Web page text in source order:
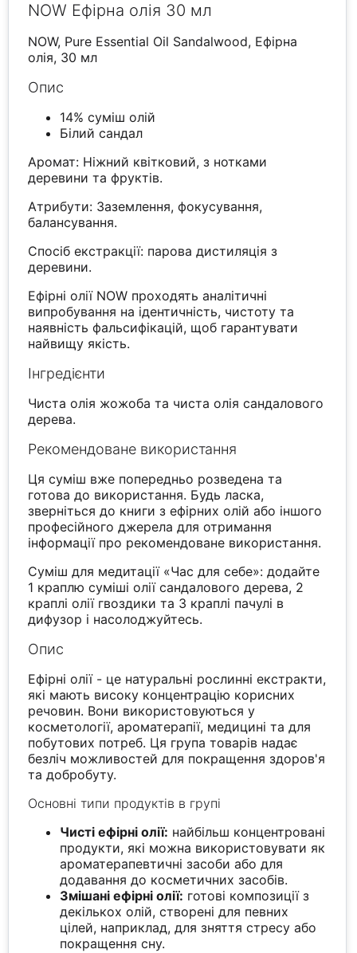
NOW Ефірна олія 30 мл
NOW, Pure Essential Oil Sandalwood, Ефірна
олія, 30 мл
Опис
14% суміш олій
Білий сандал
Аромат: Ніжний квітковий, з нотками
деревини та фруктів.
Атрибути: Заземлення, фокусування,
балансування.
Спосіб екстракції: парова дистиляція з
деревини.
Ефірні олії NOW проходять аналітичні
випробування на ідентичність, чистоту та
наявність фальсифікацій, щоб гарантувати
найвищу якість.
Інгредієнти
Чиста олія жожоба та чиста олія сандалового
дерева.
Рекомендоване використання
Ця суміш вже попередньо розведена та
готова до використання. Будь ласка,
зверніться до книги з ефірних олій або іншого
професійного джерела для отримання
інформації про рекомендоване використання.
Суміш для медитації «Час для себе»: додайте
1 краплю суміші олії сандалового дерева, 2
краплі олії гвоздики та 3 краплі пачулі в
дифузор і насолоджуйтесь.
Опис
Ефірні олії - це натуральні рослинні екстракти,
які мають високу концентрацію корисних
речовин. Вони використовуються у
косметології, ароматерапії, медицині та для
побутових потреб. Ця група товарів надає
безліч можливостей для покращення здоров'я
та добробуту.
Основні типи продуктів в групі
Чисті ефірні олії: найбільш концентровані
продукти, які можна використовувати як
ароматерапевтичні засоби або для
додавання до косметичних засобів.
Змішані ефірні олії: готові композиції з
декількох олій, створені для певних
цілей, наприклад, для зняття стресу або
покращення сну.